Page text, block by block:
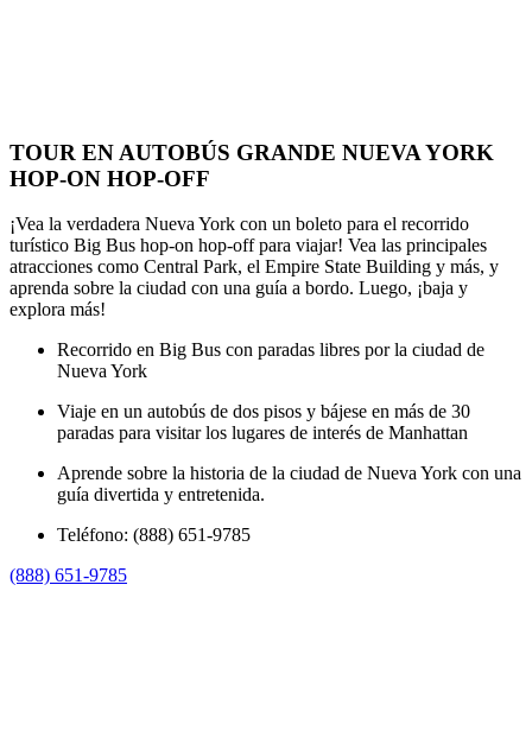
TOUR EN AUTOBÚS GRANDE NUEVA YORK
HOP-ON HOP-OFF
¡Vea la verdadera Nueva York con un boleto para el recorrido
turístico Big Bus hop-on hop-off para viajar! Vea las principales
atracciones como Central Park, el Empire State Building y más, y
aprenda sobre la ciudad con una guía a bordo. Luego, ¡baja y
explora más!
Recorrido en Big Bus con paradas libres por la ciudad de
Nueva York
Viaje en un autobús de dos pisos y bájese en más de 30
paradas para visitar los lugares de interés de Manhattan
Aprende sobre la historia de la ciudad de Nueva York con una
guía divertida y entretenida.
Teléfono: (888) 651-9785
(888) 651-9785